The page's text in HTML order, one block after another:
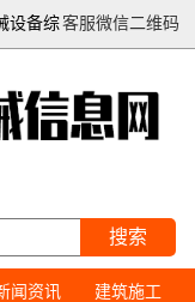
客服微信二维码
设备综
搜索
闻资讯 建筑施工